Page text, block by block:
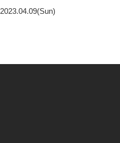
2023.04.09(Sun)